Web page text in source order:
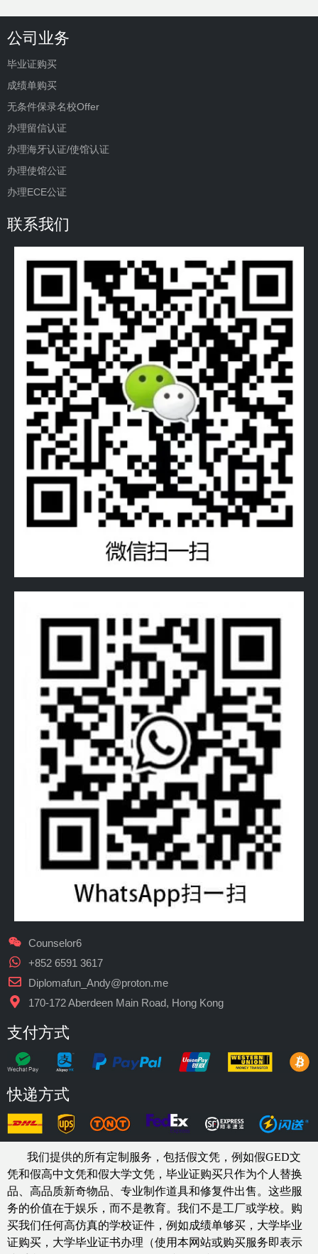
公司业务
毕业证购买
成绩单购买
无条件保录名校Offer
办理留信认证
办理海牙认证/使馆认证
办理使馆公证
办理ECE公证
联系我们
Counselor6
+852 6591 3617
Diplomafun_Andy@proton.me
170-172 Aberdeen Main Road, Hong Kong
支付方式
快递方式
我们提供的所有定制服务，包括假文凭，例如假GED文
凭和假高中文凭和假大学文凭， 毕业证购买只作为个人替换
品、高品质新奇物品、专业制作道具和修复件出售。这些服
务的价值在于娱乐，而不是教育。我们不是工厂或学校。购
买我们任何高仿真的学校证件，例如成绩单够买 ，大学毕业
证购买，大学毕业证书办理（使用本网站或购买服务即表示